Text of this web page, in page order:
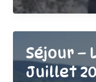
Romestaing
Séjour –
Juillet